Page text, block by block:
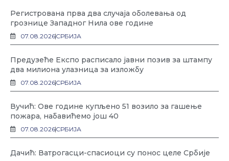
Регистрована прва два случаја оболевања од
грознице Западног Нила ове године
07.08.2026СРБИЈА
Предузеће Експо расписало јавни позив за штампу
два милиона улазница за изложбу
07.08.2026СРБИЈА
Вучић: Ове године купљено 51 возило за гашење
пожара, набавићемо још 40
07.08.2026СРБИЈА
Дачић: Ватрогасци-спасиоци су понос целе Србије